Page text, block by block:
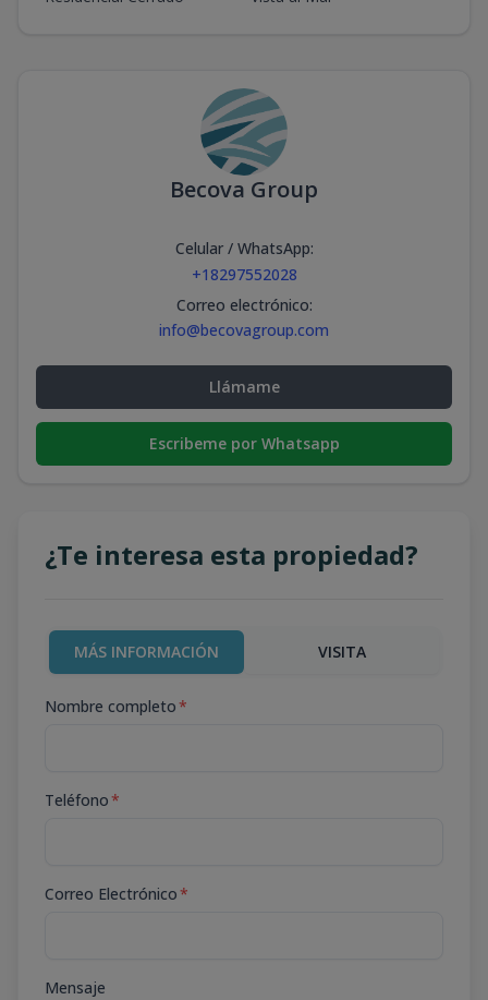
Becova Group
Celular / WhatsApp:
+18297552028
Correo electrónico:
info@becovagroup.com
Llámame
Escribeme por Whatsapp
¿Te interesa esta propiedad?
MÁS INFORMACIÓN VISITA
Nombre completo*
Teléfono*
Correo Electrónico*
Mensaje